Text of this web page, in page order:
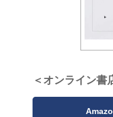
＜オンライン書